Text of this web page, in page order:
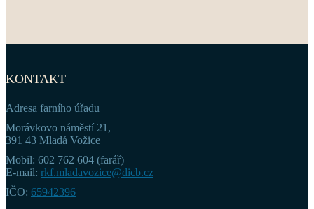
KONTAKT
Adresa farního úřadu
Morávkovo náměstí 21,
391 43 Mladá Vožice
Mobil: 602 762 604 (farář)
E-mail: rkf.mladavozice@dicb.cz
IČO: 65942396